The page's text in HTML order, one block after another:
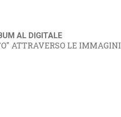
AL DIGITALE
ATTRAVERSO LE IMMAGINI